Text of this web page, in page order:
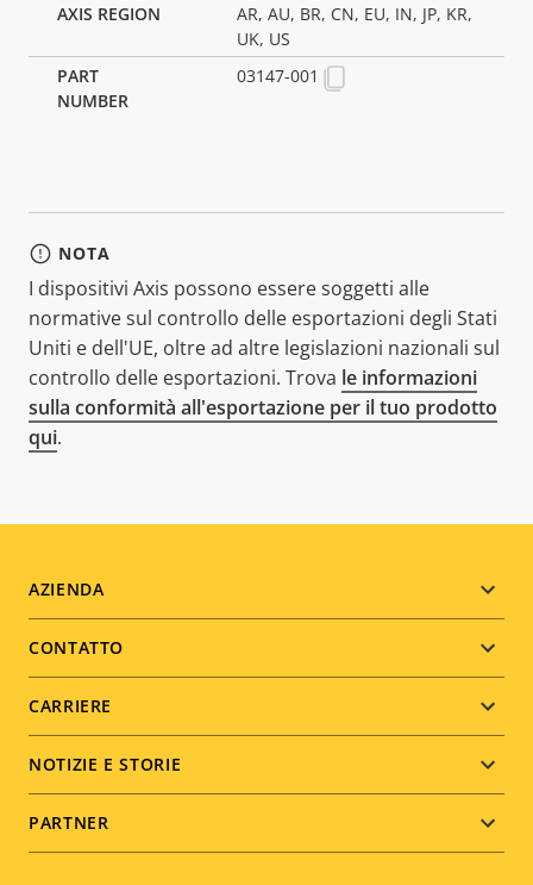
AR, AU, BR, CN, EU, IN, JP, KR,
UK, US
03147-001
NOTA
I dispositivi Axis possono essere soggetti alle
normative sul controllo delle esportazioni degli Stati
Uniti e dell'UE, oltre ad altre legislazioni nazionali sul
controllo delle esportazioni. Trova le informazioni
sulla conformità all'esportazione per il tuo prodotto
qui.
Footer
menu
AZIENDA
CONTATTO
CARRIERE
NOTIZIE E STORIE
PARTNER